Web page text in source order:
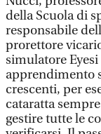
della Scuola di
responsabile
prorettore
simulatore
apprendimento
crescenti, per
cataratta
gestire tutte le